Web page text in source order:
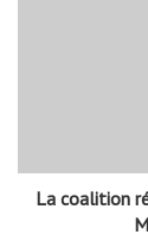
La coalition